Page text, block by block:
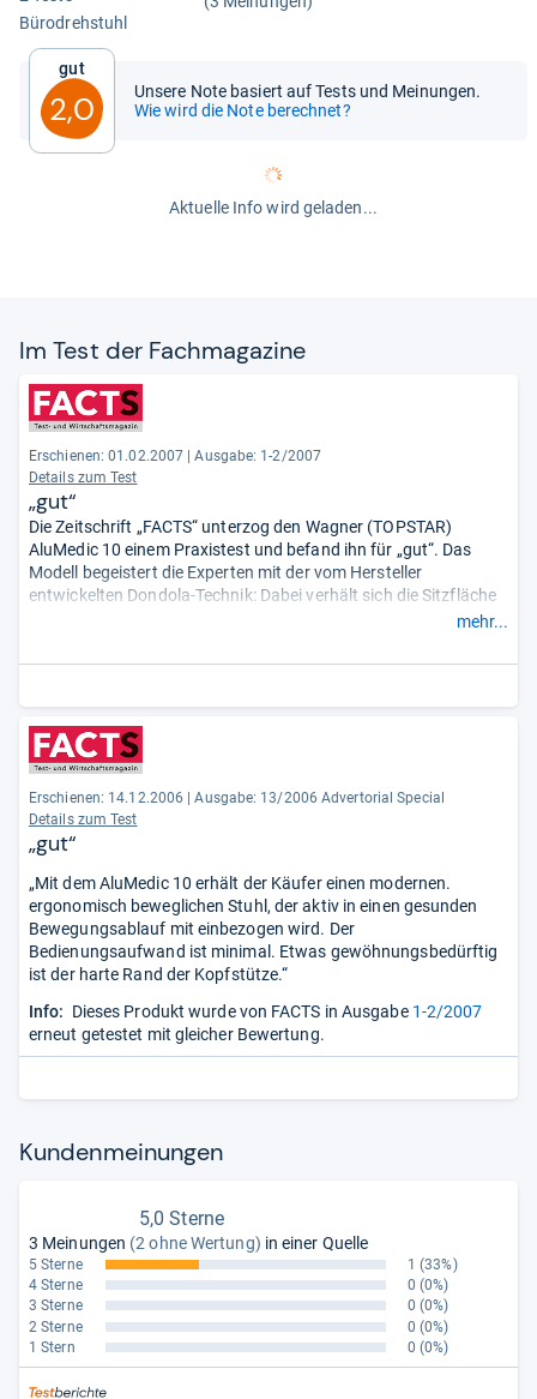
Büro­dreh­stuhl
Gut
2,0
Unsere Note basiert auf Tests und Meinungen.
Wie wird die Note berechnet?
Aktuelle Info wird geladen...
Im Test der Fach­ma­ga­zine
Erschienen: 01.02.2007
Ausgabe: 1-2/2007
Details zum Test
„gut“
Die Zeitschrift „FACTS“ unterzog den Wagner (TOPSTAR)
AluMedic 10 einem Praxistest und befand ihn für „gut“. Das
Modell begeistert die Experten mit der vom Hersteller
entwickelten Dondola-Technik: Dabei verhält sich die Sitzfläche
Beweglichkeit fördert eine durchgehende Bewegung der
Rückenschmerzen bekämpft werden. Die Redakteure fühlten
sich bereits nach wenigen Tagen deutlich entspannter.
Darüber hinaus punktet der Drehstuhl mit guter Stabilität und
einem tollen Design. Die Verstellelemente des Modells sind aus
jeder Sitzposition gut zu erreichen und einfach zu bedienen.
Lediglich der harte Rand der Kopfstütze ist etwas
gewöhnungsbedürftig.
mehr...
Erschienen: 14.12.2006
Ausgabe: 13/2006 Advertorial Special
Details zum Test
„gut“
„Mit dem AluMedic 10 erhält der Käufer einen modernen.
ergonomisch beweglichen Stuhl, der aktiv in einen gesunden
Bewegungsablauf mit einbezogen wird. Der
Bedienungsaufwand ist minimal. Etwas gewöhnungsbedürftig
ist der harte Rand der Kopfstütze.“
Info: Dieses Produkt wurde von FACTS in Ausgabe 1-2/2007
erneut getestet mit gleicher Bewertung.
Kun­den­mei­nun­gen
5,0 Sterne
3 Meinungen (2 ohne Wertung) in einer Quelle
5 Sterne 1 (33%)
4 Sterne
0 (0%)
3 Sterne
0 (0%)
2 Sterne
0 (0%)
1 Stern
0 (0%)